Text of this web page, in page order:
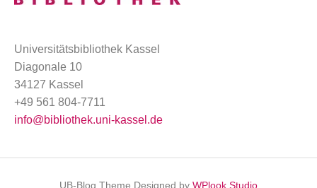
Universitätsbibliothek Kassel
Diagonale 10
34127 Kassel
+49 561 804-7711
info@bibliothek.uni-kassel.de
UB-Blog Theme Designed by WPlook Studio